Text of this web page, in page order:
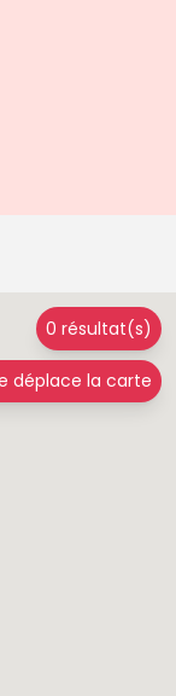
0 résultat(s)
déplace la carte